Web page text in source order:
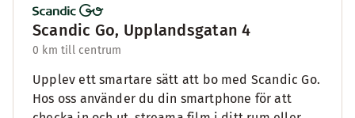
Scandic Go, Upplandsgatan 4
0 km till centrum
Upplev ett smartare sätt att bo med Scandic Go.
Hos oss använder du din smartphone för att